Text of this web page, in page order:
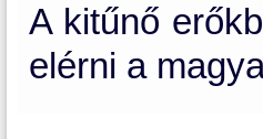
A kitűnő
elérni a